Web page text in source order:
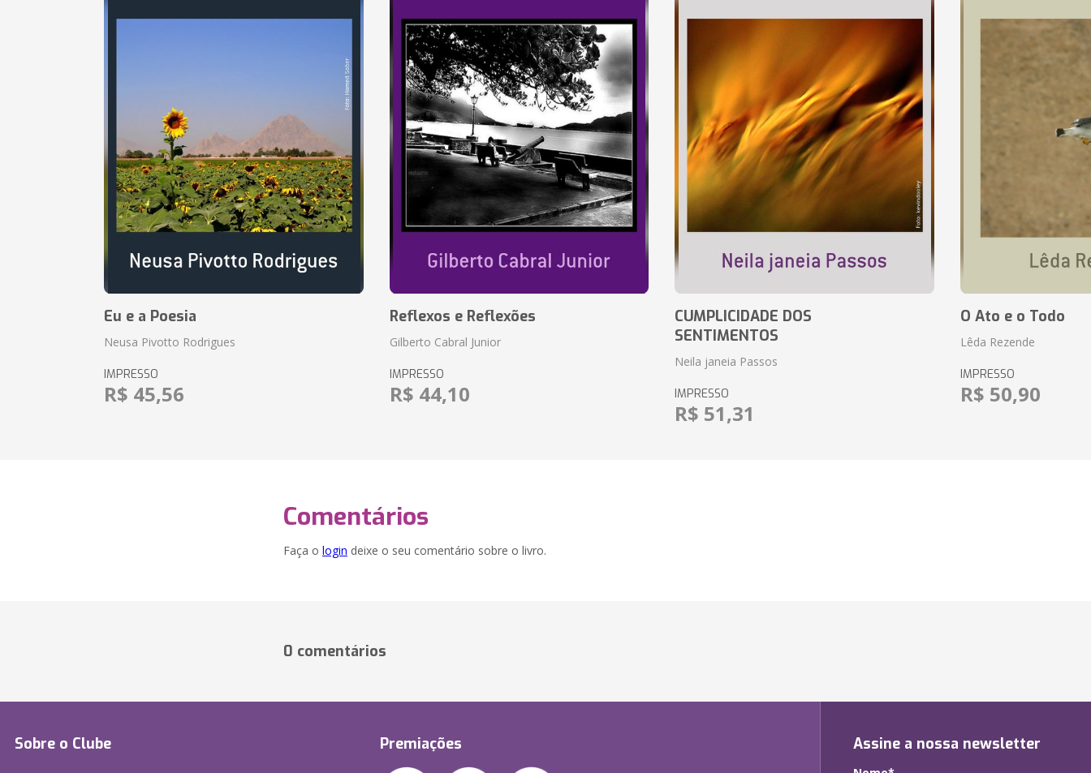
Eu e a Poesia
Neusa Pivotto Rodrigues
IMPRESSO
R$ 45,56
Reflexos e Reflexões
Gilberto Cabral Junior
IMPRESSO
R$ 44,10
CUMPLICIDADE DOS
SENTIMENTOS
Neila janeia Passos
IMPRESSO
R$ 51,31
O Ato e o Todo
Lêda Rezende
IMPRESSO
R$ 50,90
Comentários
Faça o login deixe o seu comentário sobre o livro.
0 comentários
Sobre o Clube Premiações Assine a nossa newsletter